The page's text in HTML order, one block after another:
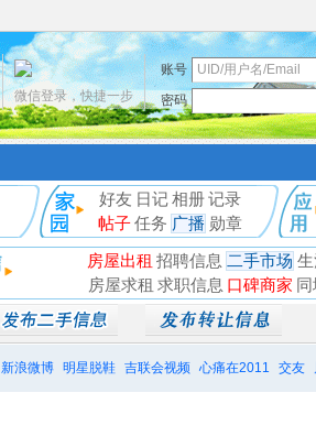
账号
密码
微信登录，快捷一步
好友 日记相册记录
帖子任务 广播 勋章
房屋出租 招聘信息 二手市场
房屋求租 求职信息 口碑商家
新浪微博 明星脱鞋 吉联会视频 心痛在2011 交友